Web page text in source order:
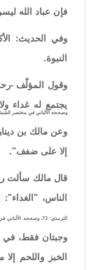
فإن عباد الله
وفي الحديث:
النبوة.
وقول المؤلّف -
يجتمع له غداء
وصححه الألباني في مختصر الشمائل:
وعن مالك بن
إلا على ضفف".
قال مالك سألت
الناس،
الترمذي: 73، وصححه الألباني في مختصر الشمائل: 109]،
وجبتان فقط، في
الخبز واللحم